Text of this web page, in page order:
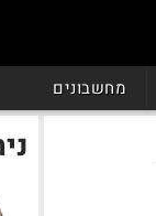
מחשבונים